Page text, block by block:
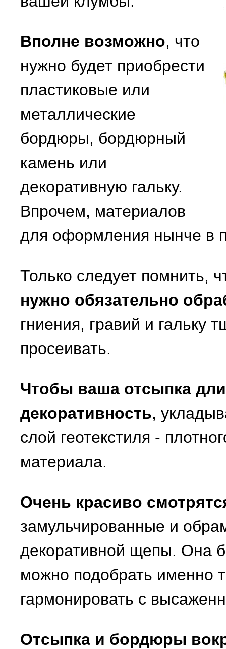
Вполне возможно, что
нужно будет приобрести
пластиковые или
металлические
бордюры, бордюрный
камень или
декоративную гальку.
Впрочем, материалов
для оформления нынче в
Только следует помнить,
нужно обязательно
гниения, гравий и гальку
просеивать.
Чтобы ваша отсыпка
декоративность,
слой геотекстиля -
материала.
Очень красиво
замульчированные и
декоративной щепы. Она
можно подобрать именно
гармонировать с
Отсыпка и бордюры